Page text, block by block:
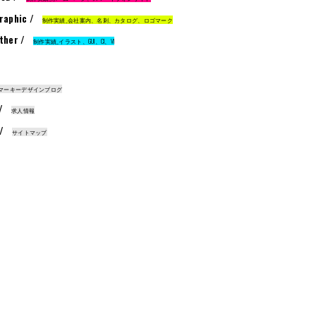
/ 制作実績_会社案内、名刺、カタログ、ロゴマーク
/ 制作実績_イラスト、GUI、CI、VI
ーキーデザインブログ
求人情報
サイトマップ